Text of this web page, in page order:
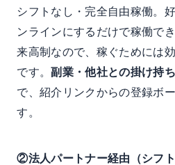
シフトなし・完全自由稼働。
ンラインにするだけで稼働で
来高制なので、稼ぐためには
です。副業・他社との掛け持
で、紹介リンクからの登録ボ
す。
②法人パートナー経由（シフト